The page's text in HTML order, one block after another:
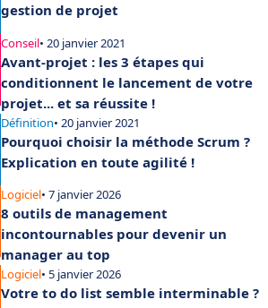
gestion de projet
Conseil• 20 janvier 2021
Avant-projet : les 3 étapes qui
conditionnent le lancement de votre
projet... et sa réussite !
Définition• 20 janvier 2021
Pourquoi choisir la méthode Scrum ?
Explication en toute agilité !
Logiciel• 7 janvier 2026
8 outils de management
incontournables pour devenir un
manager au top
Logiciel• 5 janvier 2026
Votre to do list semble interminable ?